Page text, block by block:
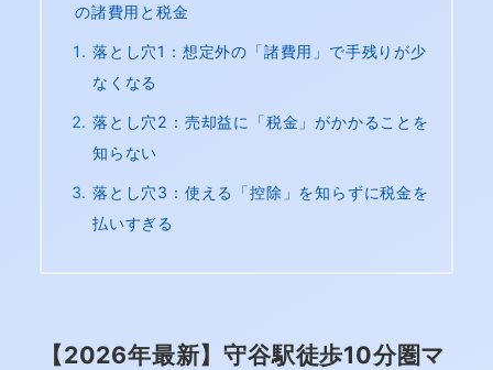
の諸費用と税金
落とし穴1：想定外の「諸費用」で手残りが少
なくなる
落とし穴2：売却益に「税金」がかかることを
知らない
落とし穴3：使える「控除」を知らずに税金を
払いすぎる
【2026年最新】守谷駅徒歩10分圏マ